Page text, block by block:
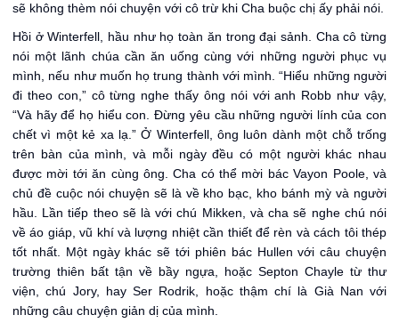
sẽ không thèm nói chuyện với cô trừ khi Cha buộc chị ấy phải nói.
Hồi ở Winterfell, hầu như họ toàn ăn trong đại sảnh. Cha cô từng
nói một lãnh chúa cần ăn uống cùng với những người phục vụ
mình, nếu như muốn họ trung thành với mình. “Hiểu những người
đi theo con,” cô từng nghe thấy ông nói với anh Robb như vậy,
“Và hãy để họ hiểu con. Đừng yêu cầu những người lính của con
chết vì một kẻ xa lạ.” Ở Winterfell, ông luôn dành một chỗ trống
trên bàn của mình, và mỗi ngày đều có một người khác nhau
được mời tới ăn cùng ông. Cha có thể mời bác Vayon Poole, và
chủ đề cuộc nói chuyện sẽ là về kho bạc, kho bánh mỳ và người
hầu. Lần tiếp theo sẽ là với chú Mikken, và cha sẽ nghe chú nói
về áo giáp, vũ khí và lượng nhiệt cần thiết để rèn và cách tôi thép
tốt nhất. Một ngày khác sẽ tới phiên bác Hullen với câu chuyện
trường thiên bất tận về bầy ngựa, hoặc Septon Chayle từ thư
viện, chú Jory, hay Ser Rodrik, hoặc thậm chí là Già Nan với
những câu chuyện giản dị của mình.